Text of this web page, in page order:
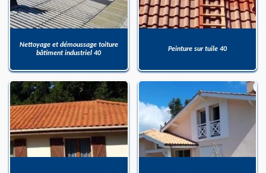
Nettoyage et démoussage toiture
bâtiment industriel 40
Peinture sur tuile 40